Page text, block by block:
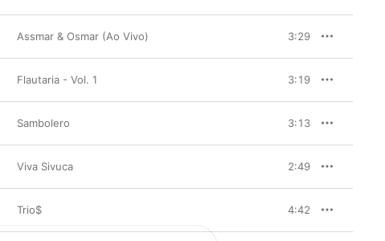
Assmar & Osmar (Ao Vivo) 3:29
Flautaria - Vol. 1 3:19
Sambolero 3:13
Viva Sivuca 2:49
Trio$ 4:42